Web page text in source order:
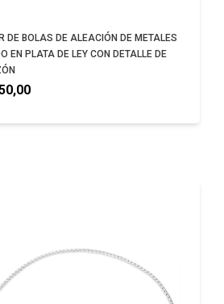
DE BOLAS DE ALEACIÓN DE METALES
EN PLATA DE LEY CON DETALLE DE